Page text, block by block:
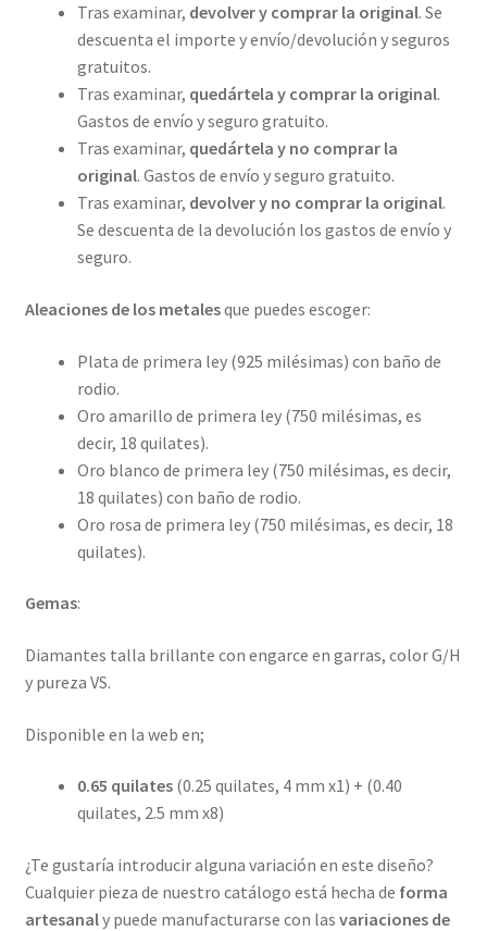
Tras examinar, devolver y comprar la original. Se
descuenta el importe y envío/devolución y seguros
gratuitos.
Tras examinar, quedártela y comprar la original.
Gastos de envío y seguro gratuito.
Tras examinar, quedártela y no comprar la
original. Gastos de envío y seguro gratuito.
Tras examinar, devolver y no comprar la original.
Se descuenta de la devolución los gastos de envío y
seguro.
Aleaciones de los metalesque puedes escoger:
Plata de primera ley (925 milésimas) con baño de
rodio.
Oro amarillo de primera ley (750 milésimas, es
decir, 18 quilates).
Oro blanco de primera ley (750 milésimas, es decir,
18 quilates) con baño de rodio.
Oro rosa de primera ley (750 milésimas, es decir, 18
quilates).
Gemas:
Diamantes talla brillante con engarce en garras, color G/H
y pureza VS.
Disponible en la web en;
0.65 quilates(0.25 quilates, 4 mm x1) + (0.40
quilates, 2.5 mm x8)
¿Te gustaría introducir alguna variación en este diseño?
Cualquier pieza de nuestro catálogo está hecha de forma
artesanaly puede manufacturarse con las variaciones de